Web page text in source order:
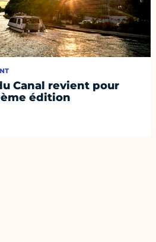
Canal revient pour
édition